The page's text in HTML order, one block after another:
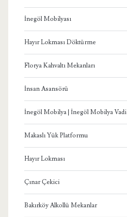
İnegöl Mobilyası
Hayır Lokması Döktürme
Florya Kahvaltı Mekanları
İnsan Asansörü
İnegöl Mobilya | İnegöl Mobilya Vadi
Makaslı Yük Platformu
Hayır Lokması
Çınar Çekici
Bakırköy Alkollü Mekanlar